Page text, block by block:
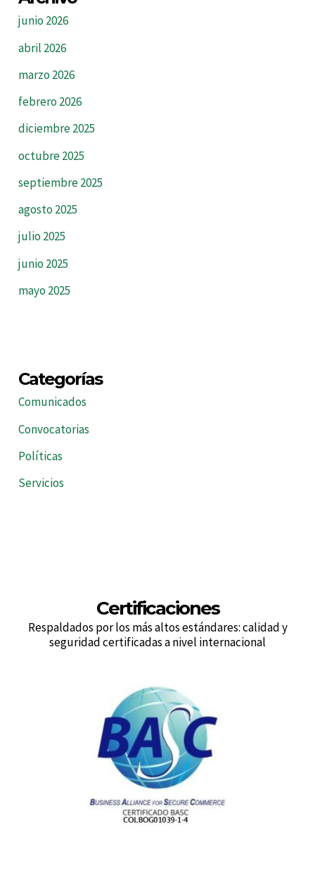
junio 2026
abril 2026
marzo 2026
febrero 2026
diciembre 2025
octubre 2025
septiembre 2025
agosto 2025
julio 2025
junio 2025
mayo 2025
Categorías
Comunicados
Convocatorias
Políticas
Servicios
Certificaciones
Respaldados por los más altos estándares: calidad y
seguridad certificadas a nivel internacional